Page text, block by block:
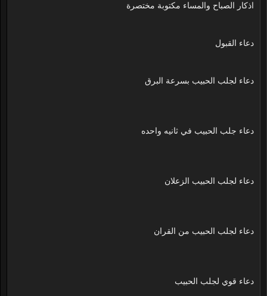
اذكار الصباح والمساء مكتوبة مختصرة
دعاء القبول
دعاء لجلب الحبيب بسرعة البرق
دعاء جلب الحبيب في ثانيه واحده
دعاء لجلب الحبيب الزعلان
دعاء لجلب الحبيب من القران
دعاء قوي لجلب الحبيب